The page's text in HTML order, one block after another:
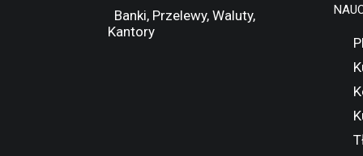
Banki, Przelewy, Waluty,
Kantory